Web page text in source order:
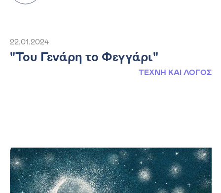
22.01.2024
"Του Γενάρη το Φεγγάρι"
ΤΕΧΝΗ ΚΑΙ ΛΟΓΟΣ